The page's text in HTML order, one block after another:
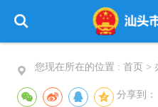
您现在所在的位置 : 首页 >
分享到：